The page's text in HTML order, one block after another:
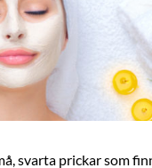
svarta prickar som